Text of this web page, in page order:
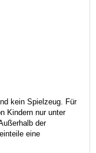
kein Spielzeug. Für
Kindern nur unter
der
eine